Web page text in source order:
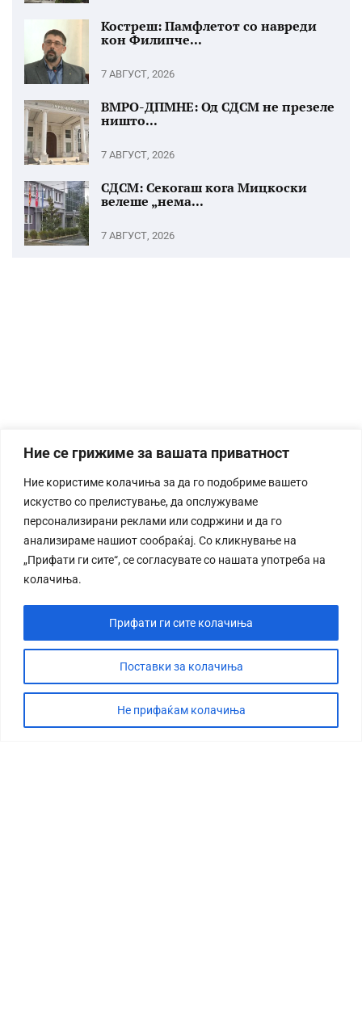
Ние се грижиме за вашата приватност
Ние користиме колачиња за да го подобриме вашето
искуство со прелистување, да опслужуваме
персонализирани реклами или содржини и да го
анализираме нашиот сообраќај. Со кликнување на
„Прифати ги сите“, се согласувате со нашата употреба на
колачиња.
Поставки за колачиња
Не прифаќам колачиња
Прифати ги сите колачиња
Костреш: Памфлетот со навреди
кон Филипче...
7 АВГУСТ, 2026
ВМРО-ДПМНЕ: Од СДСМ не презеле
ништо...
7 АВГУСТ, 2026
СДСМ: Секогаш кога Мицкоски
велеше „нема...
7 АВГУСТ, 2026